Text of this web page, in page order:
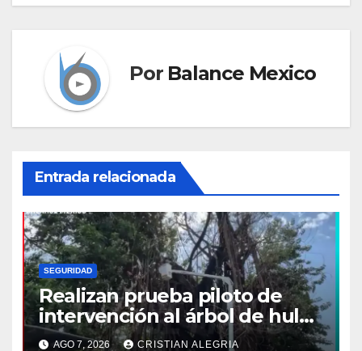
Por Balance Mexico
Entrada relacionada
SEGURIDAD
Realizan prueba piloto de
intervención al árbol de hule
en Tapachula
AGO 7, 2026 CRISTIAN ALEGRIA